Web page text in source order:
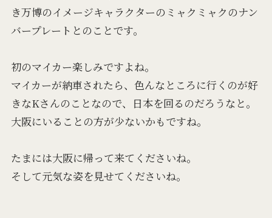
き万博のイメージキャラクターのミャクミャクのナン
バープレートとのことです。
初のマイカー楽しみですよね。
マイカーが納車されたら、色んなところに行くのが好
きなKさんのことなので、日本を回るのだろうなと。
大阪にいることの方が少ないかもですね。
たまには大阪に帰って来てくださいね。
そして元気な姿を見せてくださいね。